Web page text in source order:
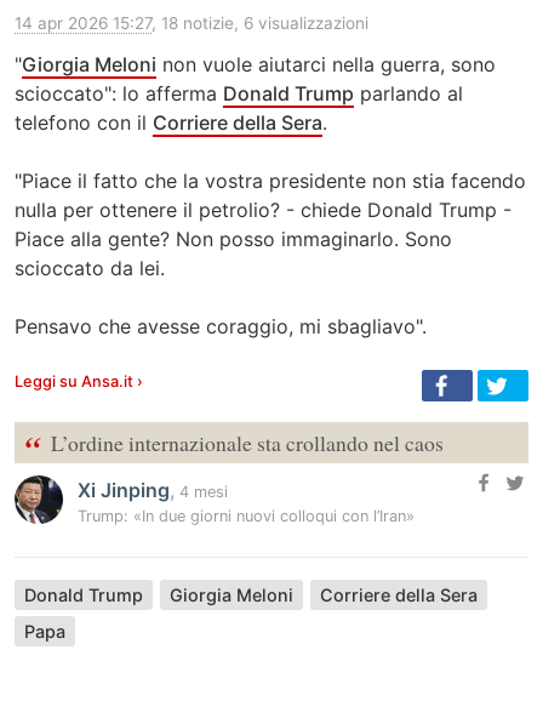
14 apr 2026 15:27, 18 notizie, 6 visualizzazioni
"Giorgia Meloni non vuole aiutarci nella guerra, sono
scioccato": lo afferma Donald Trump parlando al
telefono con il Corriere della Sera.
"Piace il fatto che la vostra presidente non stia facendo
nulla per ottenere il petrolio? - chiede Donald Trump -
Piace alla gente? Non posso immaginarlo. Sono
scioccato da lei.
Pensavo che avesse coraggio, mi sbagliavo".
Leggi su Ansa.it ›
“ L’ordine internazionale sta crollando nel caos
Xi Jinping, 4 mesi
Trump: «In due giorni nuovi colloqui con l’Iran»
Donald Trump Giorgia Meloni
Corriere della Sera
Papa